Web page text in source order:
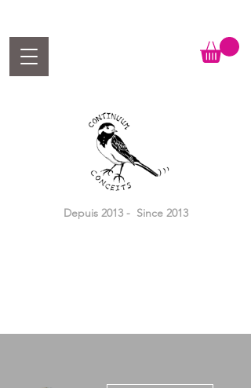
Depuis 2013 - Since 2013